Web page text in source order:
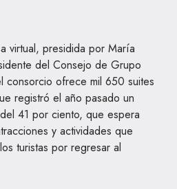
virtual, presidida por María
del Consejo de Grupo
consorcio ofrece mil 650 suites
registró el año pasado un
41 por ciento, que espera
y actividades que
turistas por regresar al